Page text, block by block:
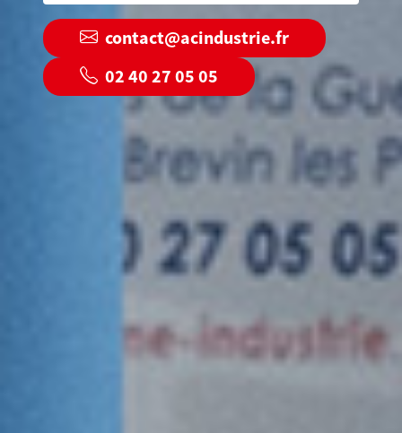
contact@acindustrie.fr
02 40 27 05 05